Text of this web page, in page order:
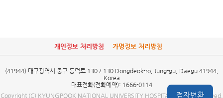
개인정보 처리방침 가명정보 처리방침
(41944) 대구광역시 중구 동덕로 130 / 130 Dongdeok-ro, Jung-gu, Daegu 41944,
Korea
대표전화(전화예약): 1666-0114
Copyright (C) KYUNGPOOK NATIONAL UNIVERSITY HOSPITAL. all right reserved.
점자변환